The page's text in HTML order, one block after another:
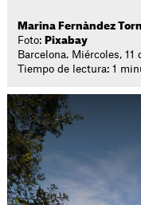
Marina Fernàndez
Foto: Pixabay
Barcelona. Miércoles,
Tiempo de lectura: 1